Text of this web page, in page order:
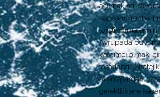
açılmak mı
kapsamlı
lojistik firmalarının
Avrupa’da
yardımcı olmak
tasarlandı. Stratejik
avantajlardan,
gerekliliklere